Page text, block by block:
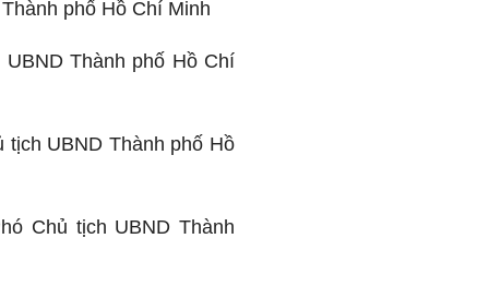
phố Hồ Chí Minh
Thành phố Hồ Chí
tịch UBND Thành phố Hồ
Chủ tịch UBND Thành